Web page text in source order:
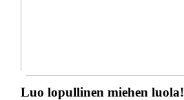
Luo lopullinen miehen luola!